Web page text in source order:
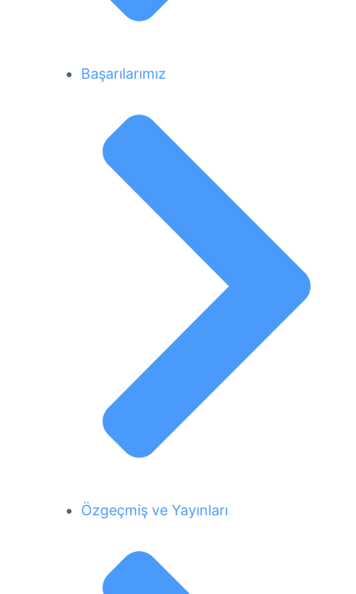
Başarılarımız
Özgeçmiş ve Yayınları